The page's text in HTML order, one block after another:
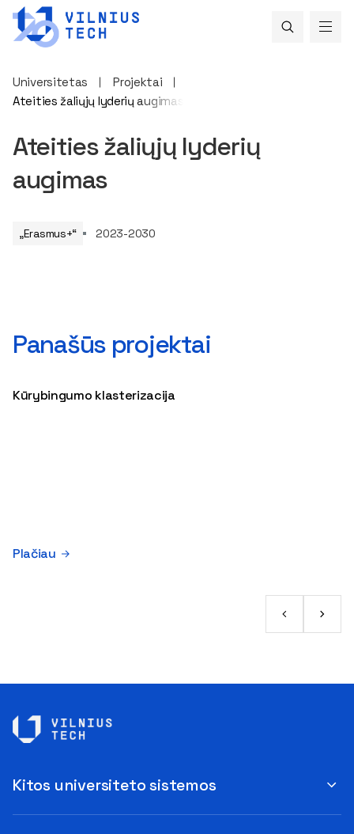
Universitetas
Projektai
Ateities žaliųjų lyderių augimas
Ateities žaliųjų lyderių
augimas
„Erasmus+“ 2023-2030
Panašūs projektai
Kūrybingumo klasterizacija
Plačiau
Kitos universiteto sistemos